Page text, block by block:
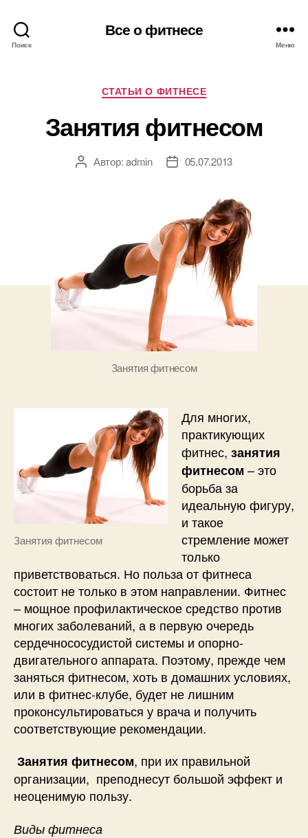
Поиск
Все о фитнесе
Меню
Рубрики
СТАТЬИ О ФИТНЕСЕ
Занятия фитнесом
АвторАвтор:admin
Дата05.07.2013
Занятия фитнесом
Занятия фитнесом
Для многих,
практикующих
фитнес, занятия
фитнесом – это
борьба за
идеальную фигуру,
и такое
стремление может
только
приветствоваться. Но польза от фитнеса
состоит не только в этом направлении. Фитнес
– мощное профилактическое средство против
многих заболеваний, а в первую очередь
сердечнососудистой системы и опорно-
двигательного аппарата. Поэтому, прежде чем
заняться фитнесом, хоть в домашних условиях,
или в фитнес-клубе, будет не лишним
проконсультироваться у врача и получить
соответствующие рекомендации.
Занятия фитнесом, при их правильной
организации, преподнесут большой эффект и
неоценимую пользу.
Виды фитнеса